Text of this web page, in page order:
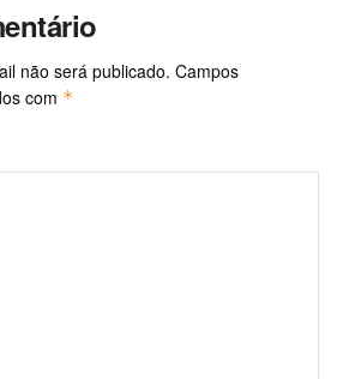
não será publicado. Campos
com *